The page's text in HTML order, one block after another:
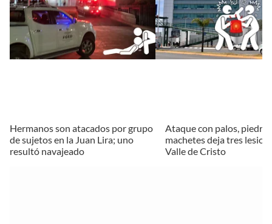
Hermanos son atacados por grupo
de sujetos en la Juan Lira; uno
resultó navajeado
Ataque con palos,
machetes deja tres
Valle de Cristo